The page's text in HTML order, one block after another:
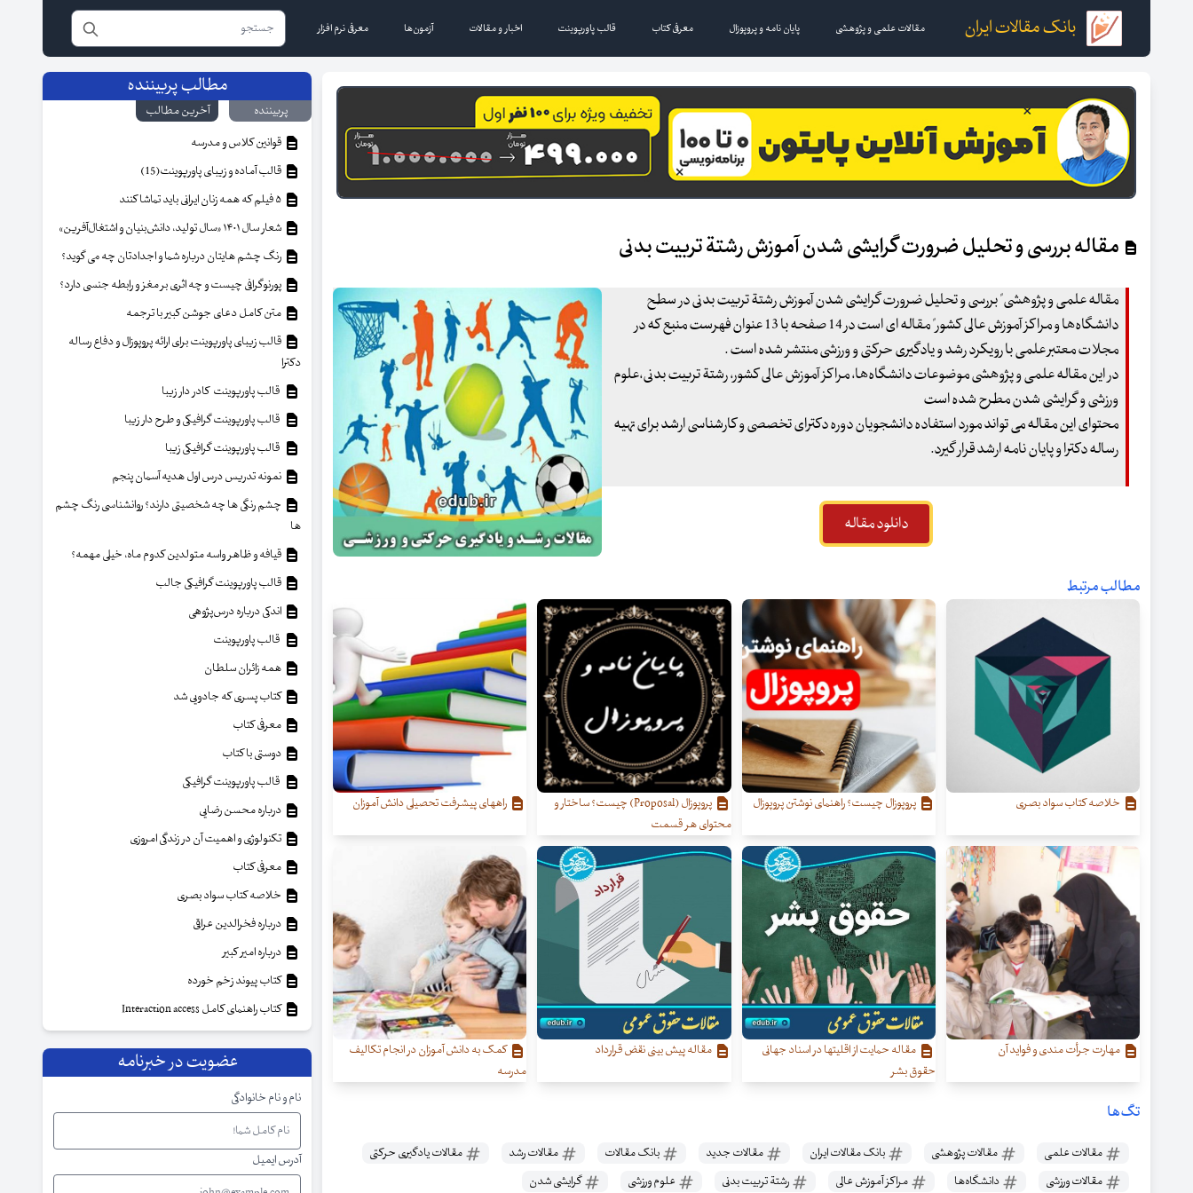
بانک مقالات ایران مقالات علمی و پژوهشی پایان نامه و پروپوزال معرفی کتاب قالب پاورپوینت اخبار و مقالات آزمون‌ها معرفی نرم افزار
مقاله بررسی‌ و تحلیل‌ ضرورت‌ گرایشی‌ شدن‌ آموزش‌ رشتة‌ تربیت‌ بدنی‌
مقاله علمی و پژوهشی" بررسی‌ و تحلیل‌ ضرورت‌ گرایشی‌ شدن‌ آموزش‌ رشتة‌ تربیت‌ بدنی‌ در سطح‌
دانشگاه‌ها و مراکز آموزش‌ عالی‌ کشور" مقاله ای است در 14 صفحه با 13 عنوان فهرست منبع که در
مجلات معتبر علمی با رویکرد رشد و یادگیری حرکتی و ورزشی منتشر شده است .
در این مقاله علمی و پژوهشی موضوعات دانشگاه‌ها، مراکز آموزش‌ عالی‌ کشور، رشتة‌ تربیت‌ بدنی‌،علوم‌
ورزشی‌ و گرایشی‌ شدن‌ مطرح شده است
محتوای این مقاله می تواند مورد استفاده دانشجویان دوره دکترای تخصصی و کارشناسی ارشد برای تهیه
رساله دکترا و پایان نامه ارشد قرار گیرد.
دانلود مقاله
مطالب مرتبط
خلاصه کتاب سواد بصری پروپوزال چیست؟ راهنمای نوشتن پروپوزال
پروپوزال (Proposal) چیست؟ ساختار و
محتوای هر قسمت
راههای پیشرفت تحصیلی دانش آموزان
مهارت جرأت مندی و فواید آن
مقاله حمایت از اقلیتها در اسناد جهانی
حقوق بشر
مقاله پیش‌ بینی نقض قرارداد
کمک به دانش آموزان در انجام تکالیف
مدرسه
تگ‌ها
مقالات علمی مقالات پژوهشی بانک مقالات ایران مقالات جدید بانک مقالات مقالات رشد
مقالات یادگیری حرکتی
مقالات ورزشی
دانشگاه‌ها مراکز آموزش‌ عالی‌ رشتة‌ تربیت‌ بدنی علوم‌ ورزشی‌ گرایشی‌ شدن‌
مطالب پربیننده
پربیننده
آخرین مطالب
قوانین کلاس و مدرسه
قالب آماده و زیبای پاورپوینت(15)
شعار سال ۱۴۰۱ «سال تولید، دانش‌بنیان و اشتغال‌آفرین»
رنگ چشم هایتان درباره شما و اجدادتان چه می گوید؟
پورنوگرافی چیست و چه اثری بر مغز و رابطه جنسی دارد؟
متن کامل دعای جوشن کبیر با ترجمه
قالب زیبای پاورپوینت برای ارائه پروپوزال و دفاع رساله
دکترا
قالب پاورپوینت کادر دار زیبا
قالب پاورپوینت گرافیکی و طرح دار زیبا
قالب پاورپوینت گرافیکی زیبا
نمونه تدریس درس اول هدیه آسمان پنجم
چشم رنگی ها چه شخصیتی دارند؟ روانشناسی رنگ چشم
ها
قیافه و ظاهر واسه متولدین کدوم ماه، خیلی مهمه؟
قالب پاورپوینت گرافیکی جالب
اندکی درباره درس‌پژوهی
قالب پاورپوینت
همه زائران سلطان
کتاب پسری که جادویی شد
معرفی کتاب
دوستی با کتاب
قالب پاورپوینت گرافیکی
درباره محسن رضایی
تکنولوژی و اهمیت آن در زندگی امروزی
معرفی کتاب
خلاصه کتاب سواد بصری
درباره فخرالدین عراقی
درباره امیر کبیر
کتاب پیوند زخم خورده
کتاب راهنمای کامل Interaction access
عضویت در خبرنامه
نام و نام خانوادگی
آدرس ایمیل